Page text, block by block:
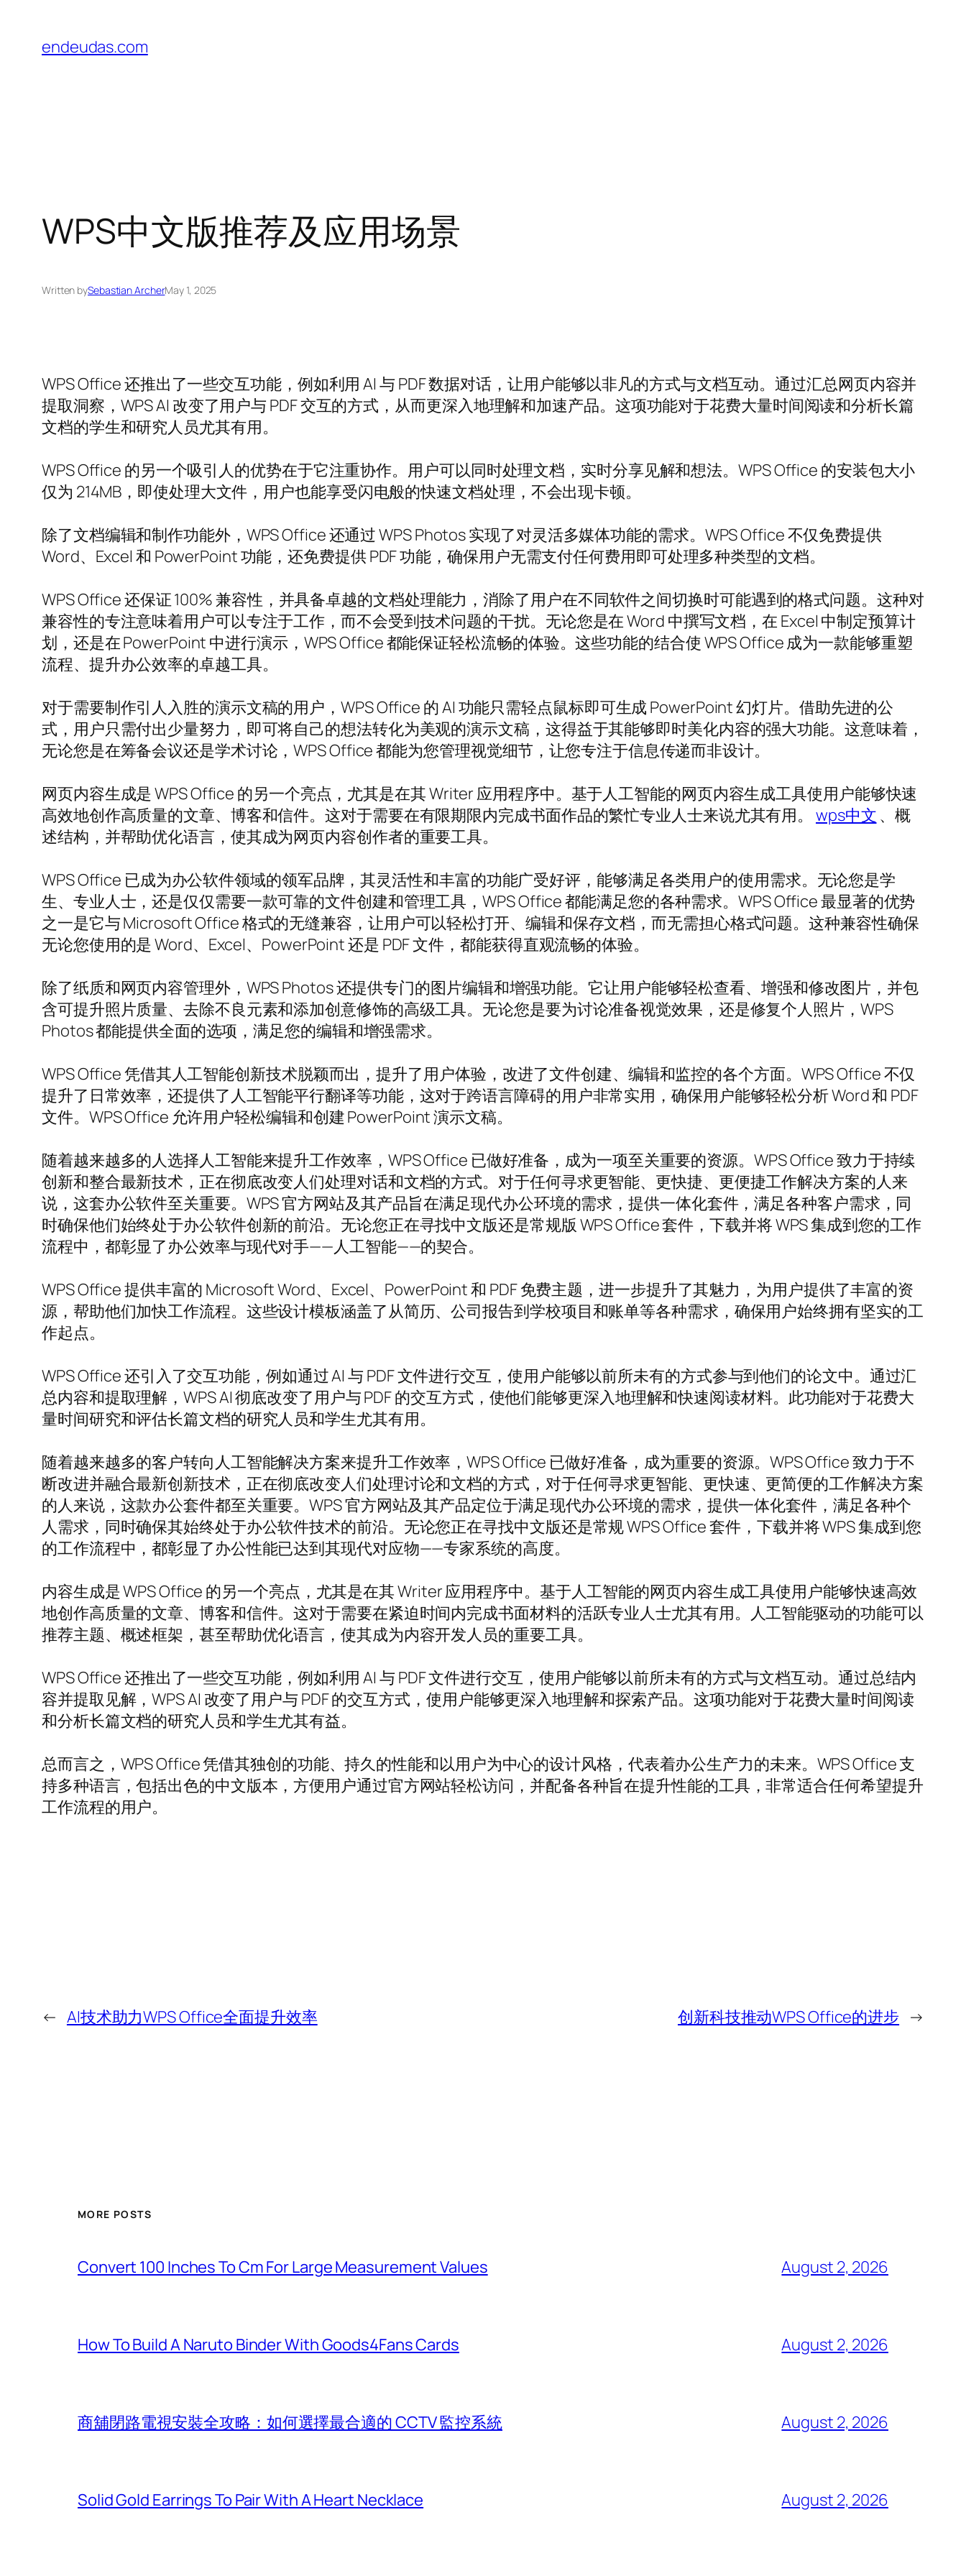
content
endeudas.com
WPS中文版推荐及应用场景
Written bySebastian ArcherMay 1, 2025
WPS Office 还推出了一些交互功能，例如利用 AI 与 PDF 数据对话，让用户能够以非凡的方式与文档互动。通过汇总网页内容并
提取洞察，WPS AI 改变了用户与 PDF 交互的方式，从而更深入地理解和加速产品。这项功能对于花费大量时间阅读和分析长篇
文档的学生和研究人员尤其有用。
WPS Office 的另一个吸引人的优势在于它注重协作。用户可以同时处理文档，实时分享见解和想法。WPS Office 的安装包大小
仅为 214MB，即使处理大文件，用户也能享受闪电般的快速文档处理，不会出现卡顿。
除了文档编辑和制作功能外，WPS Office 还通过 WPS Photos 实现了对灵活多媒体功能的需求。WPS Office 不仅免费提供
Word、Excel 和 PowerPoint 功能，还免费提供 PDF 功能，确保用户无需支付任何费用即可处理多种类型的文档。
WPS Office 还保证 100% 兼容性，并具备卓越的文档处理能力，消除了用户在不同软件之间切换时可能遇到的格式问题。这种对
兼容性的专注意味着用户可以专注于工作，而不会受到技术问题的干扰。无论您是在 Word 中撰写文档，在 Excel 中制定预算计
划，还是在 PowerPoint 中进行演示，WPS Office 都能保证轻松流畅的体验。这些功能的结合使 WPS Office 成为一款能够重塑
流程、提升办公效率的卓越工具。
对于需要制作引人入胜的演示文稿的用户，WPS Office 的 AI 功能只需轻点鼠标即可生成 PowerPoint 幻灯片。借助先进的公
式，用户只需付出少量努力，即可将自己的想法转化为美观的演示文稿，这得益于其能够即时美化内容的强大功能。这意味着，
无论您是在筹备会议还是学术讨论，WPS Office 都能为您管理视觉细节，让您专注于信息传递而非设计。
网页内容生成是 WPS Office 的另一个亮点，尤其是在其 Writer 应用程序中。基于人工智能的网页内容生成工具使用户能够快速
高效地创作高质量的文章、博客和信件。这对于需要在有限期限内完成书面作品的繁忙专业人士来说尤其有用。wps中文 、概
述结构，并帮助优化语言，使其成为网页内容创作者的重要工具。
WPS Office 已成为办公软件领域的领军品牌，其灵活性和丰富的功能广受好评，能够满足各类用户的使用需求。无论您是学
生、专业人士，还是仅仅需要一款可靠的文件创建和管理工具，WPS Office 都能满足您的各种需求。WPS Office 最显著的优势
之一是它与 Microsoft Office 格式的无缝兼容，让用户可以轻松打开、编辑和保存文档，而无需担心格式问题。这种兼容性确保
无论您使用的是 Word、Excel、PowerPoint 还是 PDF 文件，都能获得直观流畅的体验。
除了纸质和网页内容管理外，WPS Photos 还提供专门的图片编辑和增强功能。它让用户能够轻松查看、增强和修改图片，并包
含可提升照片质量、去除不良元素和添加创意修饰的高级工具。无论您是要为讨论准备视觉效果，还是修复个人照片，WPS
Photos 都能提供全面的选项，满足您的编辑和增强需求。
WPS Office 凭借其人工智能创新技术脱颖而出，提升了用户体验，改进了文件创建、编辑和监控的各个方面。WPS Office 不仅
提升了日常效率，还提供了人工智能平行翻译等功能，这对于跨语言障碍的用户非常实用，确保用户能够轻松分析 Word 和 PDF
文件。WPS Office 允许用户轻松编辑和创建 PowerPoint 演示文稿。
随着越来越多的人选择人工智能来提升工作效率，WPS Office 已做好准备，成为一项至关重要的资源。WPS Office 致力于持续
创新和整合最新技术，正在彻底改变人们处理对话和文档的方式。对于任何寻求更智能、更快捷、更便捷工作解决方案的人来
说，这套办公软件至关重要。WPS 官方网站及其产品旨在满足现代办公环境的需求，提供一体化套件，满足各种客户需求，同
时确保他们始终处于办公软件创新的前沿。无论您正在寻找中文版还是常规版 WPS Office 套件，下载并将 WPS 集成到您的工作
流程中，都彰显了办公效率与现代对手——人工智能——的契合。
WPS Office 提供丰富的 Microsoft Word、Excel、PowerPoint 和 PDF 免费主题，进一步提升了其魅力，为用户提供了丰富的资
源，帮助他们加快工作流程。这些设计模板涵盖了从简历、公司报告到学校项目和账单等各种需求，确保用户始终拥有坚实的工
作起点。
WPS Office 还引入了交互功能，例如通过 AI 与 PDF 文件进行交互，使用户能够以前所未有的方式参与到他们的论文中。通过汇
总内容和提取理解，WPS AI 彻底改变了用户与 PDF 的交互方式，使他们能够更深入地理解和快速阅读材料。此功能对于花费大
量时间研究和评估长篇文档的研究人员和学生尤其有用。
随着越来越多的客户转向人工智能解决方案来提升工作效率，WPS Office 已做好准备，成为重要的资源。WPS Office 致力于不
断改进并融合最新创新技术，正在彻底改变人们处理讨论和文档的方式，对于任何寻求更智能、更快速、更简便的工作解决方案
的人来说，这款办公套件都至关重要。WPS 官方网站及其产品定位于满足现代办公环境的需求，提供一体化套件，满足各种个
人需求，同时确保其始终处于办公软件技术的前沿。无论您正在寻找中文版还是常规 WPS Office 套件，下载并将 WPS 集成到您
的工作流程中，都彰显了办公性能已达到其现代对应物——专家系统的高度。
内容生成是 WPS Office 的另一个亮点，尤其是在其 Writer 应用程序中。基于人工智能的网页内容生成工具使用户能够快速高效
地创作高质量的文章、博客和信件。这对于需要在紧迫时间内完成书面材料的活跃专业人士尤其有用。人工智能驱动的功能可以
推荐主题、概述框架，甚至帮助优化语言，使其成为内容开发人员的重要工具。
WPS Office 还推出了一些交互功能，例如利用 AI 与 PDF 文件进行交互，使用户能够以前所未有的方式与文档互动。通过总结内
容并提取见解，WPS AI 改变了用户与 PDF 的交互方式，使用户能够更深入地理解和探索产品。这项功能对于花费大量时间阅读
和分析长篇文档的研究人员和学生尤其有益。
总而言之，WPS Office 凭借其独创的功能、持久的性能和以用户为中心的设计风格，代表着办公生产力的未来。WPS Office 支
持多种语言，包括出色的中文版本，方便用户通过官方网站轻松访问，并配备各种旨在提升性能的工具，非常适合任何希望提升
工作流程的用户。
← AI技术助力WPS Office全面提升效率 创新科技推动WPS Office的进步 →
MORE POSTS
Convert 100 Inches To Cm For Large Measurement Values August 2, 2026
How To Build A Naruto Binder With Goods4Fans Cards August 2, 2026
商舖閉路電視安裝全攻略：如何選擇最合適的 CCTV 監控系統 August 2, 2026
Solid Gold Earrings To Pair With A Heart Necklace August 2, 2026